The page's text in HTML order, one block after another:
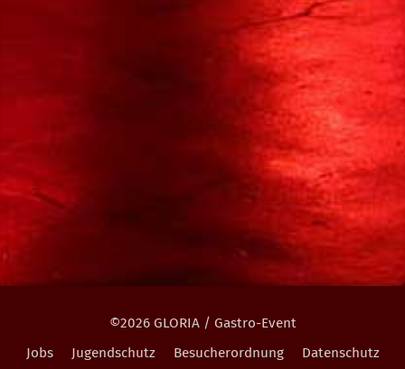
©2026 GLORIA / Gastro-Event
Jobs
Jugendschutz Besucherordnung Datenschutz